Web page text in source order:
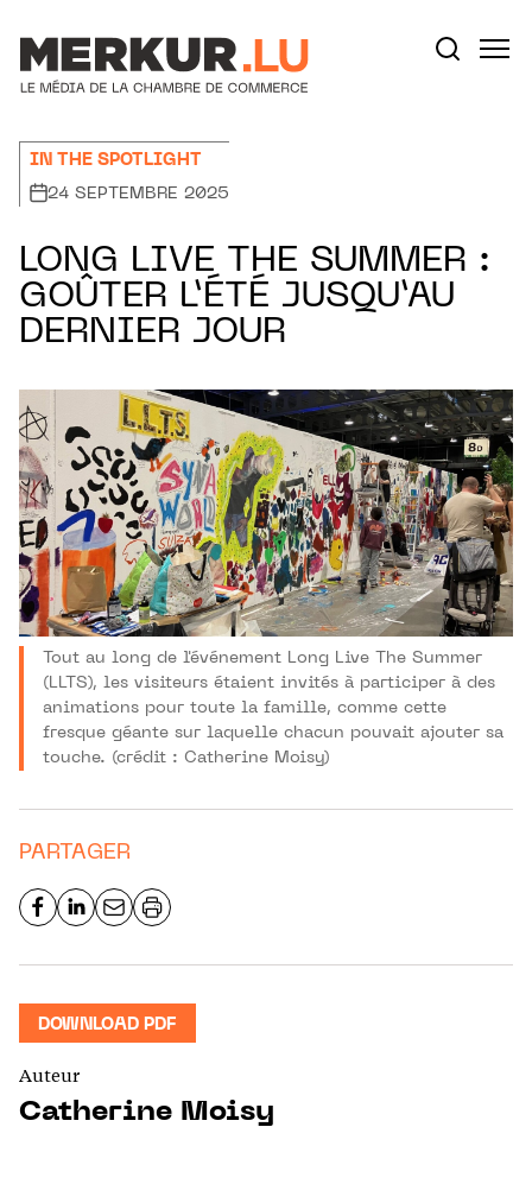
IN THE SPOTLIGHT
24 SEPTEMBRE 2025
LONG LIVE THE SUMMER :
GOÛTER L’ÉTÉ JUSQU’AU
DERNIER JOUR
Tout au long de l'événement Long Live The Summer
(LLTS), les visiteurs étaient invités à participer à des
animations pour toute la famille, comme cette
fresque géante sur laquelle chacun pouvait ajouter sa
touche. (crédit : Catherine Moisy)
PARTAGER
DOWNLOAD PDF
Auteur
Catherine Moisy